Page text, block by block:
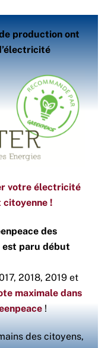
production ont
votre électricité
citoyenne !
des
est paru début
2018, 2019 et
maximale dans
!
des citoyens,